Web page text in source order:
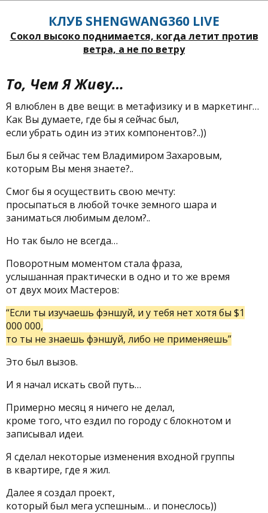
КЛУБ SHENGWANG360 LIVE
Сокол высоко поднимается, когда летит против
ветра, а не по ветру
То, Чем Я Живу…
Я влюблен в две вещи: в метафизику и в маркетинг…
Как Вы думаете, где бы я сейчас был,
если убрать один из этих компонентов?..))
Был бы я сейчас тем Владимиром Захаровым,
которым Вы меня знаете?..
Смог бы я осуществить свою мечту:
просыпаться в любой точке земного шара и
заниматься любимым делом?..
Но так было не всегда…
Поворотным моментом стала фраза,
услышанная практически в одно и то же время
от двух моих Мастеров:
“Если ты изучаешь фэншуй, и у тебя нет хотя бы $1
000 000,
то ты не знаешь фэншуй, либо не применяешь”
Это был вызов.
И я начал искать свой путь…
Примерно месяц я ничего не делал,
кроме того, что ездил по городу с блокнотом и
записывал идеи.
Я сделал некоторые изменения входной группы
в квартире, где я жил.
Далее я создал проект,
который был мега успешным… и понеслось))